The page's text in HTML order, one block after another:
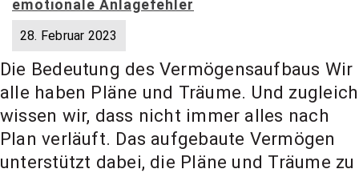
emotionale Anlagefehler
28. Februar 2023
Die Bedeutung des Vermögensaufbaus Wir
alle haben Pläne und Träume. Und zugleich
wissen wir, dass nicht immer alles nach
Plan verläuft. Das aufgebaute Vermögen
unterstützt dabei, die Pläne und Träume zu